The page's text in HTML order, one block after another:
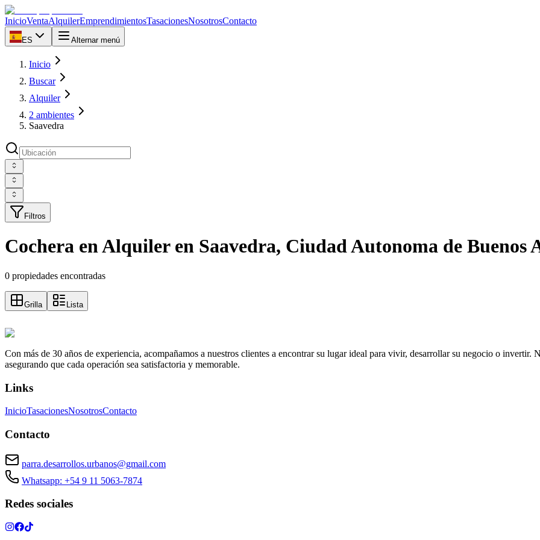
InicioVentaAlquilerEmprendimientosTasacionesNosotrosContacto
ES Alternar menú
Inicio
Buscar
Alquiler
2 ambientes
Saavedra
Filtros
Cochera en Alquiler en Saavedra, Ciudad Autonoma de Buenos
0 propiedades encontradas
Grilla Lista
Con más de 30 años de experiencia, acompañamos a nuestros clientes a encontrar su lugar ideal para vivir, desarrollar su negocio o
asegurando que cada operación sea satisfactoria y memorable.
Links
InicioTasacionesNosotrosContacto
Contacto
parra.desarrollos.urbanos@gmail.com
Whatsapp: +54 9 11 5063-7874
Redes sociales